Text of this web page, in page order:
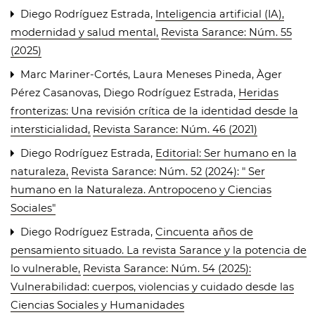
Diego Rodríguez Estrada, Inteligencia artificial (IA),
modernidad y salud mental, Revista Sarance: Núm. 55
(2025)
Marc Mariner-Cortés, Laura Meneses Pineda, Àger
Pérez Casanovas, Diego Rodríguez Estrada, Heridas
fronterizas: Una revisión crítica de la identidad desde la
intersticialidad, Revista Sarance: Núm. 46 (2021)
Diego Rodríguez Estrada, Editorial: Ser humano en la
naturaleza, Revista Sarance: Núm. 52 (2024): " Ser
humano en la Naturaleza. Antropoceno y Ciencias
Sociales"
Diego Rodríguez Estrada, Cincuenta años de
pensamiento situado. La revista Sarance y la potencia de
lo vulnerable, Revista Sarance: Núm. 54 (2025):
Vulnerabilidad: cuerpos, violencias y cuidado desde las
Ciencias Sociales y Humanidades